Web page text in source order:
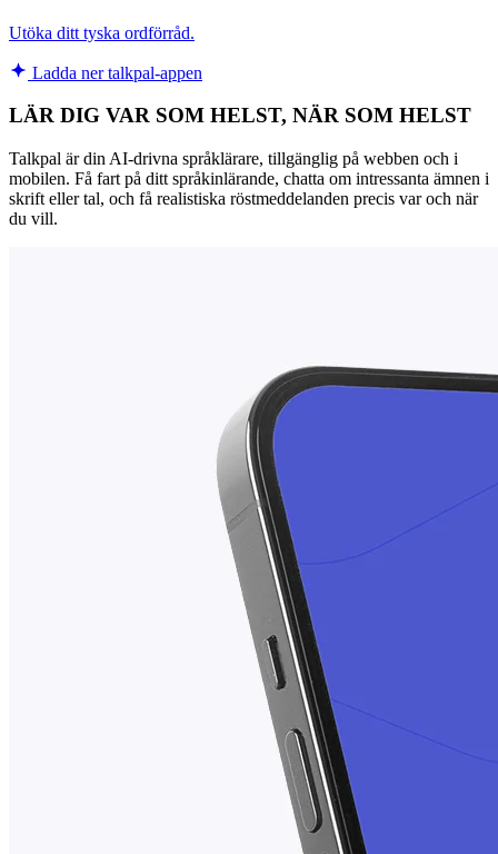
Utöka ditt tyska ordförråd.
Ladda ner talkpal-appen
LÄR DIG VAR SOM HELST, NÄR SOM HELST
Talkpal är din AI-drivna språklärare, tillgänglig på webben och i
mobilen. Få fart på ditt språkinlärande, chatta om intressanta ämnen i
skrift eller tal, och få realistiska röstmeddelanden precis var och när
du vill.